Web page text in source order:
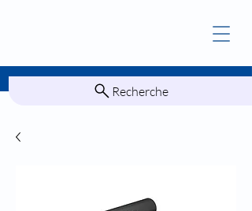
Recherche